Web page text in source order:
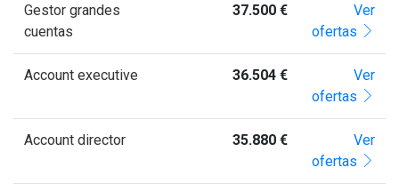
Gestor grandes
cuentas
37.500 €
Ver
ofertas
Account executive 36.504 €
Ver
ofertas
Account director 35.880 €
Ver
ofertas